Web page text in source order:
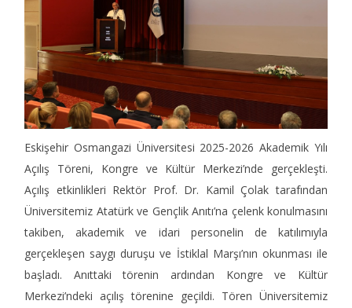
Eskişehir Osmangazi Üniversitesi 2025-2026 Akademik Yılı
Açılış Töreni, Kongre ve Kültür Merkezi’nde gerçekleşti.
Açılış etkinlikleri Rektör Prof. Dr. Kamil Çolak tarafından
Üniversitemiz Atatürk ve Gençlik Anıtı’na çelenk konulmasını
takiben, akademik ve idari personelin de katılımıyla
gerçekleşen saygı duruşu ve İstiklal Marşı’nın okunması ile
başladı. Anıttaki törenin ardından Kongre ve Kültür
Merkezi’ndeki açılış törenine geçildi. Tören Üniversitemiz